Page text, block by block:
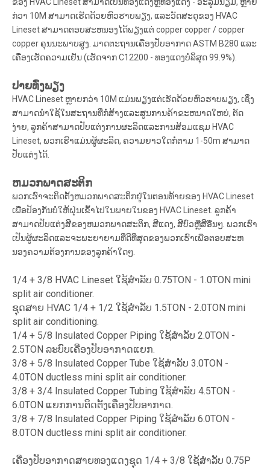
ກ່ວາ 10M ສາມາດເຮັດດ້ວຍຫົວຮາບພຽງ, ແລະວັດສະດຸຂອງ HVAC
Lineset ສາມາດຕອບສະຫນອງໄດ້ພຽງແຕ່ copper copper / copper
copper ຄຸນນະພາບສູງ. ມາດຕະຖານເຄື່ອງປັບອາກາດ ASTM B280 ແລະ
ເຄື່ອງເຮັດຄວາມເຢັນ (ເຮັດຈາກ C12200 - ທອງແດງບໍລິສຸດ 99.9%).
ປາຍທົ່ງພຽງ
HVAC Lineset ຫຼາຍກວ່າ 10M ແມ່ນພຽງແຕ່ເຮັດດ້ວຍຫົວຮາບພຽງ, ເຊິ່ງ
ສາມາດນໍາໃຊ້ໃນສະຖານທີ່ກໍ່ສ້າງແລະສູນການຄ້າຂະຫນາດໃຫຍ່, ຕັດ
ງ່າຍ, ລູກຄ້າສາມາດປັບແຕ່ງການຜະລິດແລະການສ້ອມແຊມ HVAC
Lineset, ພວກເຮົາແມ່ນຜູ້ຜະລິດ, ຄວາມຍາວໃດກໍ່ຕາມ 1-50m ສາມາດ
ປັບແຕ່ງໄດ້.
ຫມວກພາດສະຕິກ
ພວກເຮົາຈະຕິດຕັ້ງຫມວກພາດສະຕິກຢູ່ໃນຕອນທ້າຍຂອງ HVAC Lineset
ເພື່ອປ້ອງກັນບໍ່ໃຫ້ຝຸ່ນເຂົ້າໄປໃນພາຍໃນຂອງ HVAC Lineset. ລູກຄ້າ
ສາມາດປັບແຕ່ງສີຂອງຫມວກພາດສະຕິກ, ສີແດງ, ສີບົວຫຼືສີອື່ນໆ. ພວກເຮົາ
ເປັນຜູ້ຜະລິດແລະຈະພະຍາຍາມທີ່ດີທີ່ສຸດຂອງພວກເຮົາເພື່ອຕອບສະຫ
ນອງຄວາມຕ້ອງການຂອງລູກຄ້າໃດໆ.
1/4 + 3/8 HVAC Lineset ໃຊ້ສໍາລັບ 0.75TON - 1.0TON mini
split air conditioner.
ຊຸດສາຍ HVAC 1/4 + 1/2 ໃຊ້ສໍາລັບ 1.5TON - 2.0TON mini
split air conditioning.
1/4 + 5/8 Insulated Copper Piping ໃຊ້ສໍາລັບ 2.0TON -
2.5TON ລະບົບເຄື່ອງປັບອາກາດແຍກ.
3/8 + 5/8 Insulated Copper Tube ໃຊ້ສໍາລັບ 3.0TON -
4.0TON ductless mini split air conditioner.
3/8 + 3/4 Insulated Copper Tubing ໃຊ້ສໍາລັບ 4.5TON -
6.0TON ແຍກການຕິດຕັ້ງເຄື່ອງປັບອາກາດ.
3/8 + 7/8 Insulated Copper Piping ໃຊ້ສໍາລັບ 6.0TON -
8.0TON ductless mini split air conditioner.
ເຄື່ອງປັບອາກາດສາຍທອງແດງຊຸດ 1/4 + 3/8 ໃຊ້ສໍາລັບ 0.75P